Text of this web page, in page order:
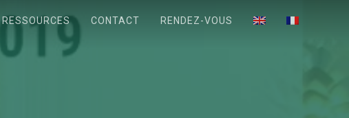
RESSOURCES CONTACT RENDEZ-VOUS